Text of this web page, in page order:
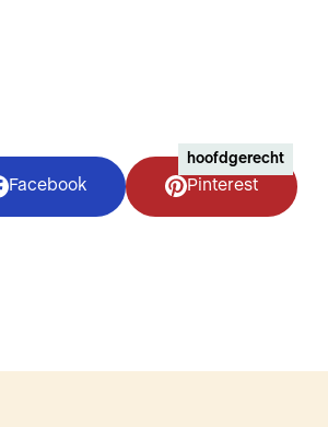
Facebook Pinterest
hoofdgerecht